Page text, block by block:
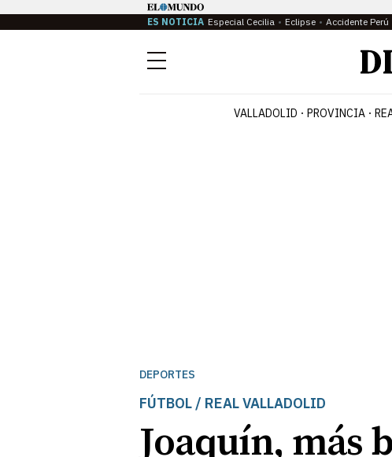
ES NOTICIA Especial Cecilia Eclipse Accidente Perú
Menú
VALLADOLID PROVINCIA
DEPORTES
FÚTBOL / REAL VALLADOLID
Joaquín, más